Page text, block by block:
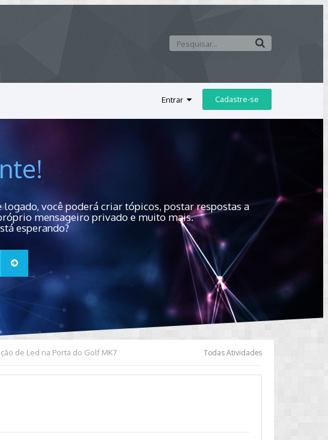
Entrar Cadastre-se
logado, você poderá criar tópicos, postar respostas a
mensageiro privado e muito mais.
esperando?
Todas Atividades
de Led na Porta do Golf MK7